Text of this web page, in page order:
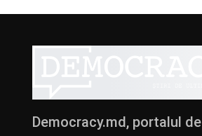
Democracy.md, portalul de